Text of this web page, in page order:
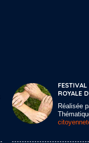
FESTIVAL
ROYALE
Réalisée